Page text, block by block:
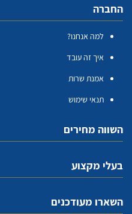
החברה
למה אנחנו?
איך זה עובד
אמנת שרות
תנאי שימוש
השווה מחירים
בעלי מקצוע
השארו מעודכנים